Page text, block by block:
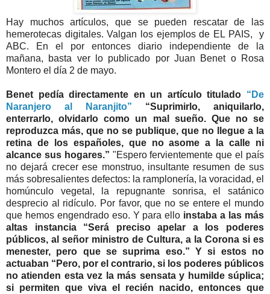
Hay muchos artículos, que se pueden rescatar de las
hemerotecas digitales. Valgan los ejemplos de EL PAIS, y
ABC. En el por entonces diario independiente de la
mañana, basta ver lo publicado por Juan Benet o Rosa
Montero el día 2 de mayo.
Benet pedía directamente en un artículo titulado “De
Naranjero al Naranjito” “Suprimirlo, aniquilarlo,
enterrarlo, olvidarlo como un mal sueño. Que no se
reproduzca más, que no se publique, que no llegue a la
retina de los españoles, que no asome a la calle ni
alcance sus hogares.” "Espero fervientemente que el país
no dejará crecer ese monstruo, insultante resumen de sus
más sobresalientes defectos: la ramplonería, la voracidad, el
homúnculo vegetal, la repugnante sonrisa, el satánico
desprecio al ridículo. Por favor, que no se entere el mundo
que hemos engendrado eso. Y para ello instaba a las más
altas instancia “Será preciso apelar a los poderes
públicos, al señor ministro de Cultura, a la Corona si es
menester, pero que se suprima eso.” Y si estos no
actuaban “Pero, por el contrario, si los poderes públicos
no atienden esta vez la más sensata y humilde súplica;
si permiten que viva el recién nacido, entonces que